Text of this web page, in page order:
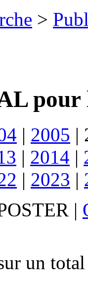
>
pour
| 2005 |
| 2014 |
| 2023 |
|
un